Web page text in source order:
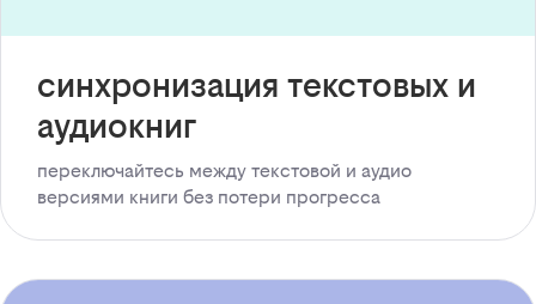
синхронизация текстовых и
аудиокниг
переключайтесь между текстовой и аудио
версиями книги без потери прогресса